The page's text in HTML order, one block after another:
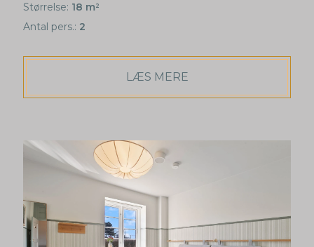
LÆS MERE
Størrelse: 18 m2
Antal pers.: 2